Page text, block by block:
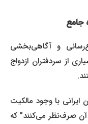
و آگاهی‌بخشی
سردفتران ازدواج
با وجود مالکیت
صرف‌نظر می‌کنند” که